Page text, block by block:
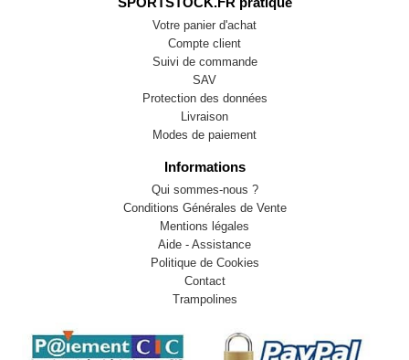
Votre panier d'achat
Compte client
Suivi de commande
SAV
Protection des données
Livraison
Modes de paiement
Informations
Qui sommes-nous ?
Conditions Générales de Vente
Mentions légales
Aide - Assistance
Politique de Cookies
Contact
Trampolines